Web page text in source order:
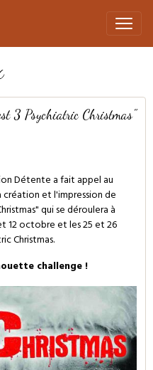
3 Psychiatric Christmas"
Détente a fait appel au
création et l'impression de
qui se déroulera à
12 octobre et les 25 et 26
Christmas.
challenge !